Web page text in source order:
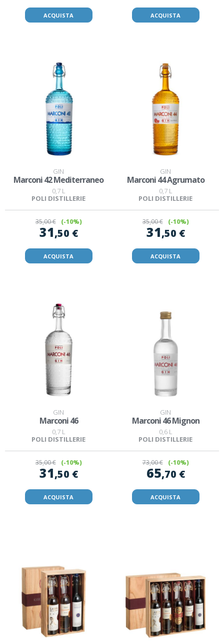
ACQUISTA ACQUISTA
GIN
Marconi 42 Mediterraneo
0,7 L
POLI DISTILLERIE
35,00 € (-10%)
31,50 €
ACQUISTA
GIN
Marconi 44 Agrumato
0,7 L
POLI DISTILLERIE
35,00 € (-10%)
31,50 €
ACQUISTA
GIN
Marconi 46
0,7 L
POLI DISTILLERIE
35,00 € (-10%)
31,50 €
ACQUISTA
GIN
Marconi 46 Mignon
0,6 L
POLI DISTILLERIE
73,00 € (-10%)
65,70 €
ACQUISTA